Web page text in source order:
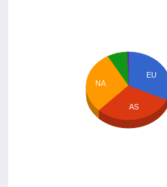
EU
NA
AS